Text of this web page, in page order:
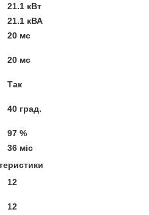
21.1 кВт
21.1 кВА
20 мс
20 мс
Так
40 град.
97 %
36 міс
12
12